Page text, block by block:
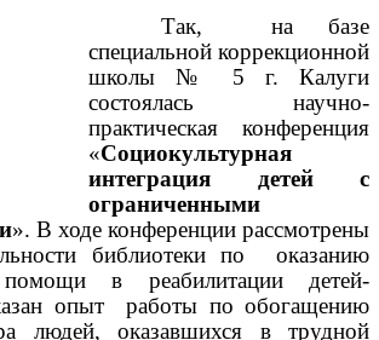
Так, на базе
специальной коррекционной
школы № 5 г. Калуги
состоялась научно-
практическая конференция
«Социокультурная
интеграция детей с
ограниченными
». В ходе конференции рассмотрены
библиотеки по оказанию
помощи в реабилитации детей-
опыт работы по обогащению
людей, оказавшихся в трудной